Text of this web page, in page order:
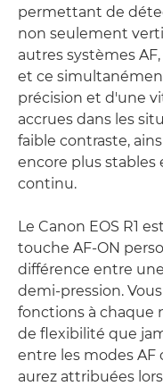
permettant de
non seulement
autres systèmes
et ce
précision et d'une
accrues dans les
faible contraste,
encore plus stables
continu.
Le Canon EOS R1
touche AF-ON
différence entre
demi-pression.
fonctions à chaque
de flexibilité que
entre les modes
aurez attribuées